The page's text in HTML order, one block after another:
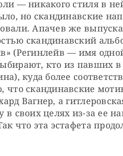
— никакого стиля в
но скандинавские
Апачев же
скандинавский
(Регинлейв — имя
кто из павших
куда более
что скандинавские
Вагнер, а
в своих целях из-за ее
что эта эстафета